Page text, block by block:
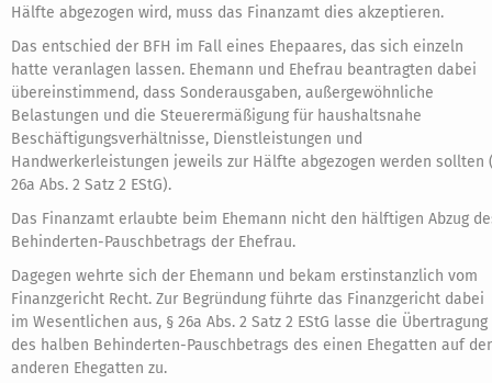
Hälfte abgezogen wird, muss das Finanzamt dies akzeptieren.
Das entschied der BFH im Fall eines Ehepaares, das sich einzeln
hatte veranlagen lassen. Ehemann und Ehefrau beantragten dabei
übereinstimmend, dass Sonderausgaben, außergewöhnliche
Belastungen und die Steuerermäßigung für haushaltsnahe
Beschäftigungsverhältnisse, Dienstleistungen und
Handwerkerleistungen jeweils zur Hälfte abgezogen werden sollten
26a Abs. 2 Satz 2 EStG).
Das Finanzamt erlaubte beim Ehemann nicht den hälftigen Abzug
Behinderten-Pauschbetrags der Ehefrau.
Dagegen wehrte sich der Ehemann und bekam erstinstanzlich vom
Finanzgericht Recht. Zur Begründung führte das Finanzgericht dabei
im Wesentlichen aus, § 26a Abs. 2 Satz 2 EStG lasse die Übertragung
des halben Behinderten-Pauschbetrags des einen Ehegatten auf
anderen Ehegatten zu.